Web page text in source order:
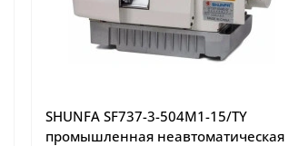
SHUNFA SF737-3-504M1-15/TY
промышленная неавтоматическая